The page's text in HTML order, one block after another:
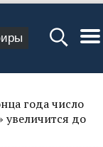
года число
увеличится до